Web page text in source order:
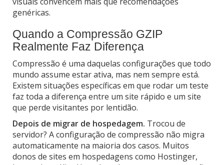
genéricas.
Quando a Compressão GZIP
Realmente Faz Diferença
Compressão é uma daquelas configurações que todo
mundo assume estar ativa, mas nem sempre está.
Existem situações específicas em que rodar um teste
faz toda a diferença entre um site rápido e um site
que perde visitantes por lentidão.
Depois de migrar de hospedagem. Trocou de
servidor? A configuração de compressão não migra
automaticamente na maioria dos casos. Muitos
donos de sites em hospedagens como Hostinger,